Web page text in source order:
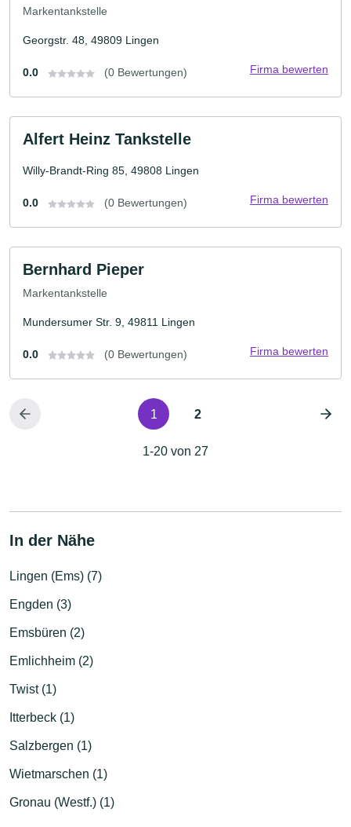
Markentankstelle
Georgstr. 48, 49809 Lingen
0.0 (0 Bewertungen) Firma bewerten
Alfert Heinz Tankstelle
Willy-Brandt-Ring 85, 49808 Lingen
0.0 (0 Bewertungen) Firma bewerten
Bernhard Pieper
Markentankstelle
Mundersumer Str. 9, 49811 Lingen
0.0 (0 Bewertungen) Firma bewerten
1 2
1-20 von 27
In der Nähe
Lingen (Ems) (7)
Engden (3)
Emsbüren (2)
Emlichheim (2)
Twist (1)
Itterbeck (1)
Salzbergen (1)
Wietmarschen (1)
Gronau (Westf.) (1)